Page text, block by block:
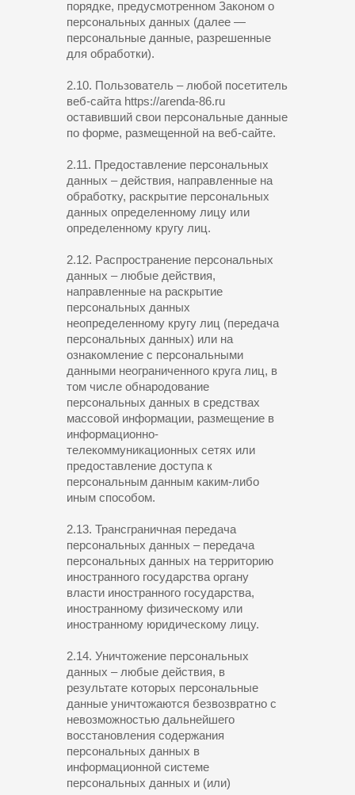
порядке, предусмотренном Законом о
персональных данных (далее —
персональные данные, разрешенные
для обработки).
2.10. Пользователь – любой посетитель
веб-сайта https://arenda-86.ru
оставивший свои персональные данные
по форме, размещенной на веб-сайте.
2.11. Предоставление персональных
данных – действия, направленные на
обработку, раскрытие персональных
данных определенному лицу или
определенному кругу лиц.
2.12. Распространение персональных
данных – любые действия,
направленные на раскрытие
персональных данных
неопределенному кругу лиц (передача
персональных данных) или на
ознакомление с персональными
данными неограниченного круга лиц, в
том числе обнародование
персональных данных в средствах
массовой информации, размещение в
информационно-
телекоммуникационных сетях или
предоставление доступа к
персональным данным каким-либо
иным способом.
2.13. Трансграничная передача
персональных данных – передача
персональных данных на территорию
иностранного государства органу
власти иностранного государства,
иностранному физическому или
иностранному юридическому лицу.
2.14. Уничтожение персональных
данных – любые действия, в
результате которых персональные
данные уничтожаются безвозвратно с
невозможностью дальнейшего
восстановления содержания
персональных данных в
информационной системе
персональных данных и (или)